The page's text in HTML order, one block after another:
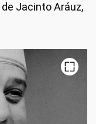
Jacinto Aráuz,